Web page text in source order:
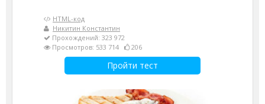
HTML-код
Никитин Константин
Прохождений: 323 972
Просмотров: 533 714
206
Пройти тест